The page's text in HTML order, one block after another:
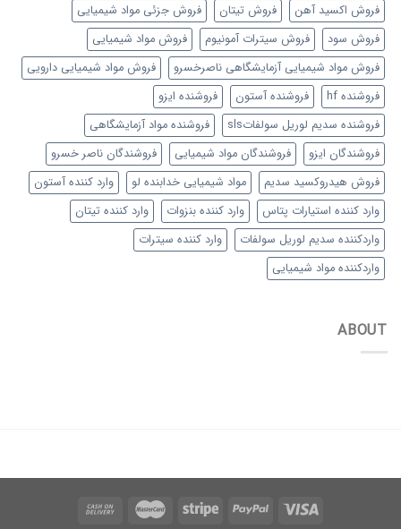
فروش اکسید آهن
فروش تیتان
فروش جزئی مواد شیمیایی
فروش سود
فروش سیترات آمونیوم
فروش مواد شیمیایی
فروش مواد شیمیایی آزمایشگاهی ناصرخسرو
فروش مواد شیمیایی دارویی
فروشنده hf
فروشنده آستون
فروشنده ایزو
فروشنده سدیم لوریل سولفاتsls
فروشنده مواد آزمایشگاهی
فروشندگان ایزو
فروشندگان مواد شیمیایی
فروشندگان ناصر خسرو
فروش هیدروکسید سدیم
مواد شیمیایی خدابنده لو
وارد کننده آستون
وارد کننده استیارات پتاس
وارد کننده بنزوات
وارد کننده تیتان
واردکننده سدیم لوریل سولفات
وارد کننده سیترات
واردکننده مواد شیمیایی
ABOUT